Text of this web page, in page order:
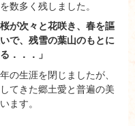
数多く残しました。
が次々と花咲き、春を謳
で、残雪の葉山のもとに
．．．」
の生涯を閉じましたが、
てきた郷土愛と普遍の美
ます。